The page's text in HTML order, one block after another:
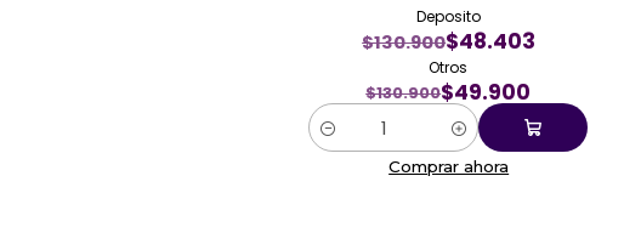
Deposito
$130.900$48.403
Otros
$130.900$49.900
Cantidad
Comprar ahora